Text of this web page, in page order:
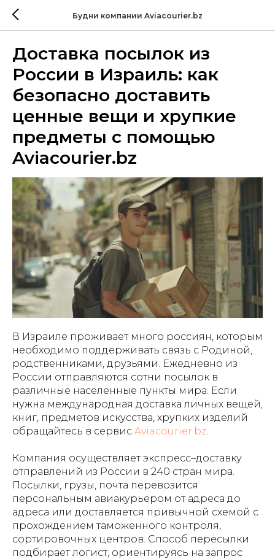
Будни компании Aviacourier.bz
Доставка посылок из
России в Израиль: как
безопасно доставить
ценные вещи и хрупкие
предметы с помощью
Aviacourier.bz
В Израиле проживает много россиян, которым
необходимо поддерживать связь с Родиной,
родственниками, друзьями. Ежедневно из
России отправляются сотни посылок в
различные населенные пункты мира. Если
нужна международная доставка личных вещей,
книг, предметов искусства, хрупких изделий
обращайтесь в сервис Aviacourier.bz
Компания осуществляет экспресс–доставку
отправлений из России в 240 стран мира.
Посылки, грузы, почта перевозится
персональным авиакурьером от адреса до
адреса или доставляется привычной схемой с
прохождением таможенного контроля,
сортировочных центров. Способ пересылки
подбирает логист, ориентируясь на запрос